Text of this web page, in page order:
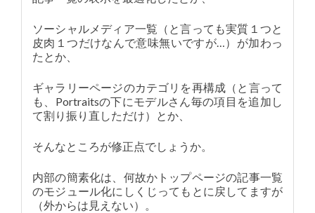
ソーシャルメディア一覧（と言っても実質１つと
皮肉１つだけなんで意味無いですが…）が加わっ
たとか、
ギャラリーページのカテゴリを再構成（と言って
も、Portraitsの下にモデルさん毎の項目を追加し
て割り振り直しただけ）とか、
そんなところが修正点でしょうか。
内部の簡素化は、何故かトップページの記事一覧
のモジュール化にしくじってもとに戻してますが
（外からは見えない）。